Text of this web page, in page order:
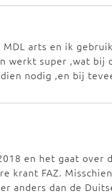
arts en ik
werkt super ,wat
nodig ,en bij
en het gaat over
krant FAZ.
anders dan de